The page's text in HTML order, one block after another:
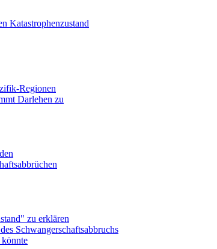
Katastrophenzustand
Regionen
Darlehen zu
zu erklären
Schwangerschaftsabbruchs